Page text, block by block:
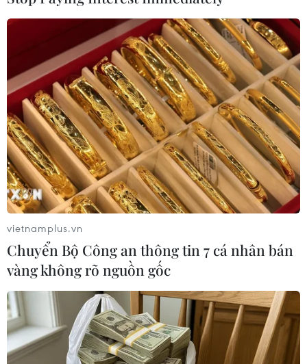
#Liên minh cầm quyền Đức
#Thăm dò dư luận
#Frank-Walter Steinmeier
#Angela Merkel
#CDU/CSU
#SPD Đức
Theo dõi VietnamPlus
TIN LIÊN QUAN
vietnamplus.vn
Chuyển Bộ Công an thông tin 7 cá nhân bán
vàng không rõ nguồn gốc